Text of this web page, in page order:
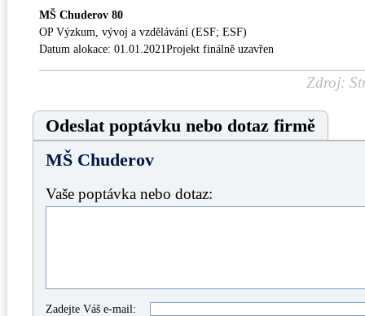
MŠ Chuderov 80
OP Výzkum, vývoj a vzdělávání (ESF; ESF)
Datum alokace: 01.01.2021Projekt finálně uzavřen
Zdroj:
Odeslat poptávku nebo dotaz firmě
MŠ Chuderov
Vaše poptávka nebo dotaz:
Zadejte Váš e-mail: